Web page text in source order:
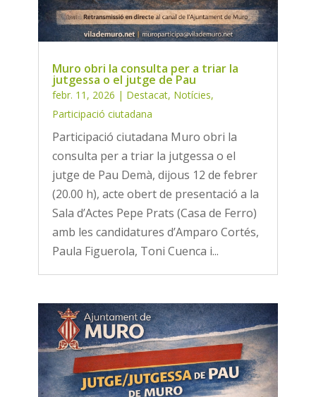
Muro obri la consulta per a triar la
jutgessa o el jutge de Pau
febr. 11, 2026 | Destacat, Notícies,
Participació ciutadana
Participació ciutadana Muro obri la
consulta per a triar la jutgessa o el
jutge de Pau Demà, dijous 12 de febrer
(20.00 h), acte obert de presentació a la
Sala d’Actes Pepe Prats (Casa de Ferro)
amb les candidatures d’Amparo Cortés,
Paula Figuerola, Toni Cuenca i...